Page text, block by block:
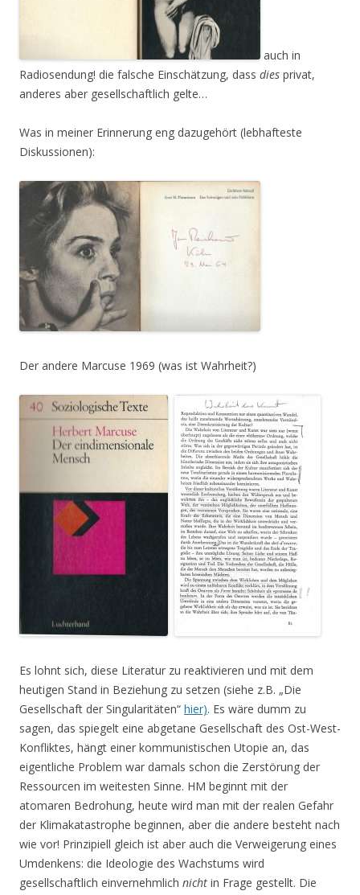
auch in
Radiosendung! die falsche Einschätzung, dass dies privat,
anderes aber gesellschaftlich gelte…
Was in meiner Erinnerung eng dazugehört (lebhafteste
Diskussionen):
Der andere Marcuse 1969 (was ist Wahrheit?)
Es lohnt sich, diese Literatur zu reaktivieren und mit dem
heutigen Stand in Beziehung zu setzen (siehe z.B. „Die
Gesellschaft der Singularitäten“ hier). Es wäre dumm zu
sagen, das spiegelt eine abgetane Gesellschaft des Ost-West-
Konfliktes, hängt einer kommunistischen Utopie an, das
eigentliche Problem war damals schon die Zerstörung der
Ressourcen im weitesten Sinne. HM beginnt mit der
atomaren Bedrohung, heute wird man mit der realen Gefahr
der Klimakatastrophe beginnen, aber die andere besteht nach
wie vor! Prinzipiell gleich ist aber auch die Verweigerung eines
Umdenkens: die Ideologie des Wachstums wird
gesellschaftlich einvernehmlich nicht in Frage gestellt. Die